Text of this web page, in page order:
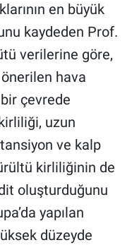
en büyük
kaydeden Prof.
verilerine göre,
hava
bir çevrede
uzun
ve kalp
kirliliğinin de
oluşturduğunu
yapılan
düzeyde